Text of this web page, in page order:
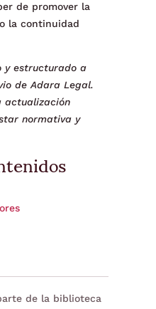
de promover la
la continuidad
y estructurado a
de Adara Legal.
actualización
normativa y
de la biblioteca